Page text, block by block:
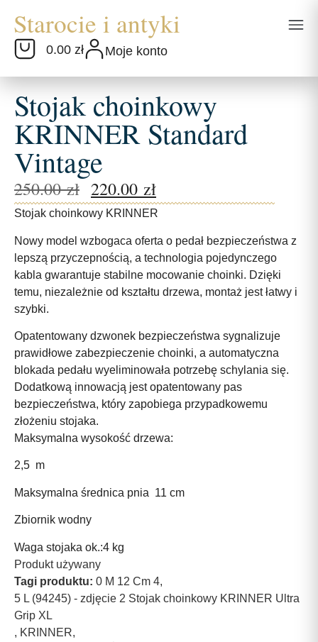
0.00 zł Moje konto
Stojak choinkowy
KRINNER Standard
Vintage
250.00zł 220.00 zł
Stojak choinkowy KRINNER
Nowy model wzbogaca oferta o pedał bezpieczeństwa z
lepszą przyczepnością, a technologia pojedynczego
kabla gwarantuje stabilne mocowanie choinki. Dzięki
temu, niezależnie od kształtu drzewa, montaż jest łatwy i
szybki.
Opatentowany dzwonek bezpieczeństwa sygnalizuje
prawidłowe zabezpieczenie choinki, a automatyczna
blokada pedału wyeliminowała potrzebę schylania się.
Dodatkową innowacją jest opatentowany pas
bezpieczeństwa, który zapobiega przypadkowemu
złożeniu stojaka.
Maksymalna wysokość drzewa:
2,5 m
Maksymalna średnica pnia 11 cm
Zbiornik wodny
Waga stojaka ok.:4 kg
Produkt używany
Tagi produktu: 0 M 12 Cm 4,
5 L (94245) - zdjęcie 2 Stojak choinkowy KRINNER Ultra
Grip XL
, KRINNER,